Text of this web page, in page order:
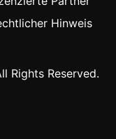
Hinweis
Rights Reserved.